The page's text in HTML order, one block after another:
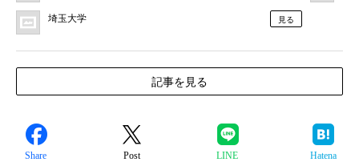
埼玉大学 見る
記事を見る
Share Post LINE Hatena